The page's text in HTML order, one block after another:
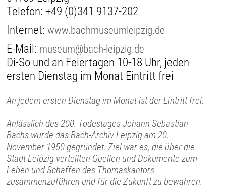
Telefon: +49 (0)341 9137-202
Internet:www.bachmuseumleipzig.de
E-Mail: museum@bach-leipzig.de
Di-So und an Feiertagen 10-18 Uhr, jeden
ersten Dienstag im Monat Eintritt frei
An jedem ersten Dienstag im Monat ist der Eintritt frei.
Anlässlich des 200. Todestages Johann Sebastian
Bachs wurde das Bach-Archiv Leipzig am 20.
November 1950 gegründet. Ziel war es, die über die
Stadt Leipzig verteilten Quellen und Dokumente zum
Leben und Schaffen des Thomaskantors
zusammenzuführen und für die Zukunft zu bewahren.